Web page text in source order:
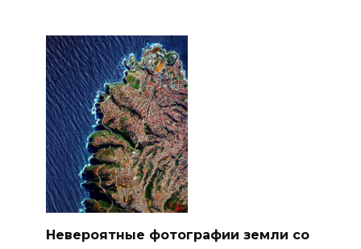
Невероятные фотографии земли со